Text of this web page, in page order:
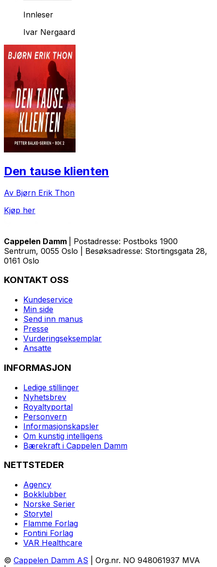
Innleser
Ivar Nergaard
Den tause klienten
Av Bjørn Erik Thon
Kjøp her
Cappelen Damm
| Postadresse: Postboks 1900
Sentrum, 0055 Oslo | Besøksadresse: Stortingsgata 28,
0161 Oslo
KONTAKT OSS
Kundeservice
Min side
Send inn manus
Presse
Vurderingseksemplar
Ansatte
INFORMASJON
Ledige stillinger
Nyhetsbrev
Royaltyportal
Personvern
Informasjonskapsler
Om kunstig intelligens
Bærekraft i Cappelen Damm
NETTSTEDER
Agency
Bokklubber
Norske Serier
Storytel
Flamme Forlag
Fontini Forlag
VAR Healthcare
© Cappelen Damm AS | Org.nr. NO 948061937 MVA